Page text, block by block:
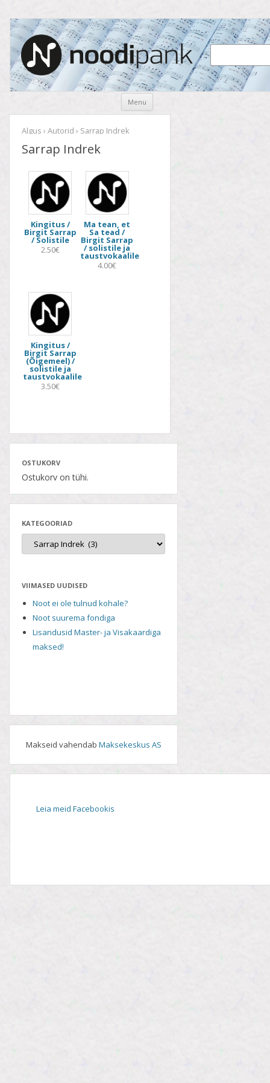
Noodipank
noodipank.ee
Menu Skip
content
Algus › Autorid › Sarrap Indrek
Sarrap Indrek
Kingitus /
Birgit Sarrap
/ Solistile
2.50€
Ma tean, et
Sa tead /
Birgit Sarrap
/ solistile ja
taustvokaalile
4.00€
Kingitus /
Birgit Sarrap
(Õigemeel) /
solistile ja
taustvokaalile
3.50€
OSTUKORV
Ostukorv on tühi.
KATEGOORIAD
VIIMASED UUDISED
Noot ei ole tulnud kohale?
Noot suurema fondiga
Lisandusid Master- ja Visakaardiga
maksed!
Makseid vahendab Maksekeskus AS
Leia meid Facebookis